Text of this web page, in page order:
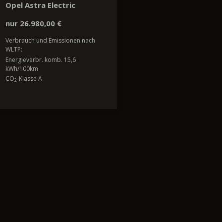
Opel Astra Electric
nur 26.980,00 €
Verbrauch und Emissionen nach
WLTP:
Energieverbr. komb. 15,6
kWh/100km
CO2-Klasse A